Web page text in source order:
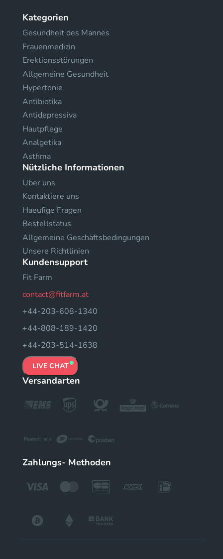
Kategorien
Gesundheit des Mannes
Frauenmedizin
Erektionsstörungen
Allgemeine Gesundheit
Hypertonie
Antibiotika
Antidepressiva
Hautpflege
Analgetika
Asthma
Nützliche Informationen
Uber uns
Kontaktiere uns
Haeufige Fragen
Bestellstatus
Allgemeine Geschäftsbedingungen
Unsere Richtlinien
Kundensupport
Fit Farm
contact@fitfarm.at
+44-203-608-1340
+44-808-189-1420
+44-203-514-1638
LIVE CHAT
Versandarten
Zahlungs- Methoden